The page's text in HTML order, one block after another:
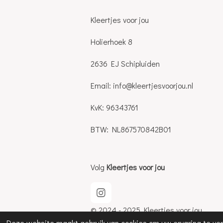
Kleertjes voor jou
Holierhoek 8
2636 EJ Schipluiden
Email: info@kleertjesvoorjou.nl
KvK: 96343761
BTW: NL867570842B01
Volg Kleertjes voor jou
I
n
© 2024 - 2025 Kleertjes voor jou